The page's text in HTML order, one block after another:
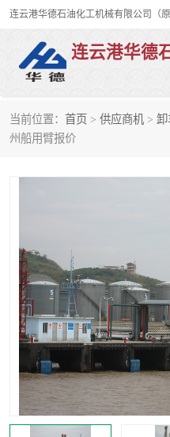
当前位置： 首页 > 供应商机 > 卸
州船用臂报价
陆用流体装卸臂
液氨鹤管
平台栈桥
装车鹤管
紧急脱离干式接头
汽车鹤管
底部鹤管